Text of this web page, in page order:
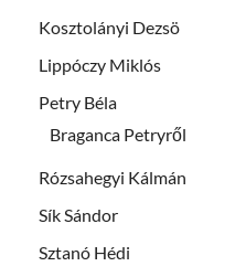
Kosztolányi Dezsö
Lippóczy Miklós
Petry Béla
Braganca Petryről
Rózsahegyi Kálmán
Sík Sándor
Sztanó Hédi